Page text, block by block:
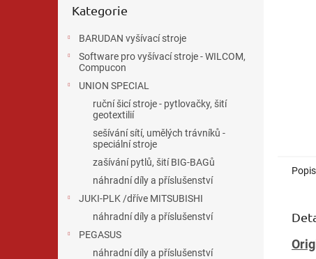
kategorie
Kategorie
BARUDAN vyšívací stroje
Software pro vyšívací stroje - WILCOM,
Compucon
UNION SPECIAL
ruční šicí stroje - pytlovačky, šití
geotextilií
sešívání sítí, umělých trávníků -
speciální stroje
zašívání pytlů, šití BIG-BAGů
náhradní díly a příslušenství
JUKI-PLK /dříve MITSUBISHI
náhradní díly a příslušenství
PEGASUS
náhradní díly a příslušenství
Popis